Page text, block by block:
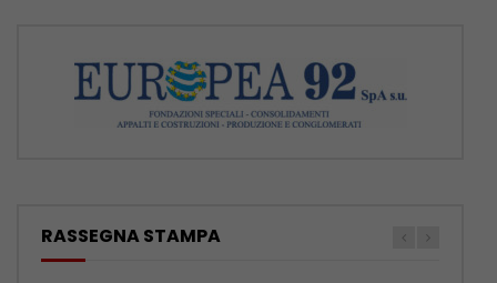
RASSEGNA STAMPA